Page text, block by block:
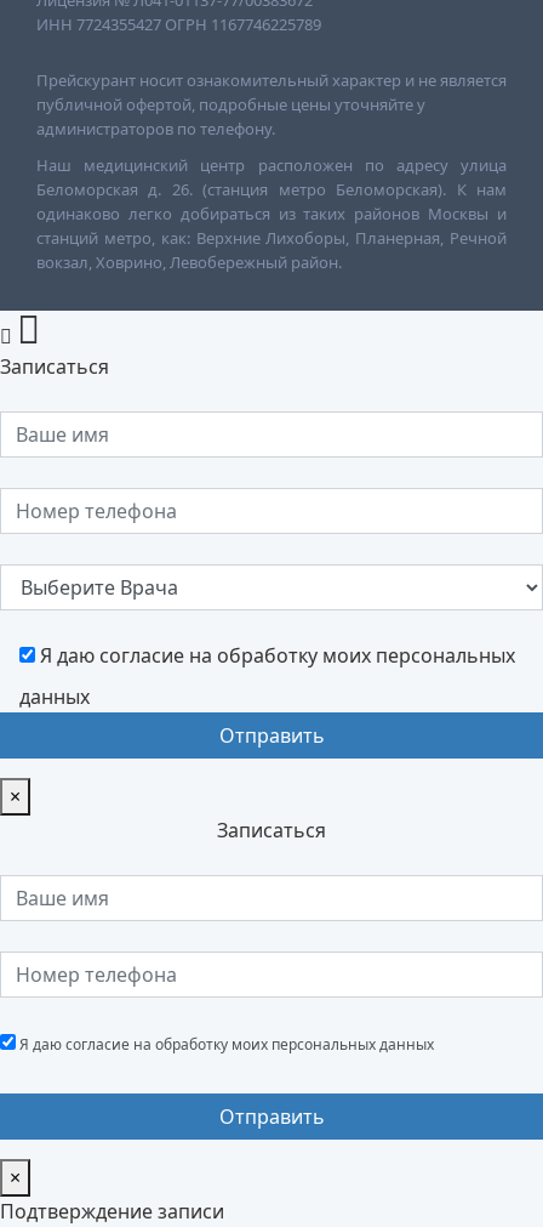
ИНН 7724355427 ОГРН 1167746225789
Прейскурант носит ознакомительный характер и не является
публичной офертой, подробные цены уточняйте у
администраторов по телефону.
Наш медицинский центр расположен по адресу улица
Беломорская д. 26. (станция метро Беломорская). К нам
одинаково легко добираться из таких районов Москвы и
станций метро, как: Верхние Лихоборы, Планерная, Речной
вокзал, Ховрино, Левобережный район.
Записаться
Я даю согласие на обработку моих персональных
данных
×
Записаться
Я даю согласие на обработку моих персональных данных
×
Подтверждение записи